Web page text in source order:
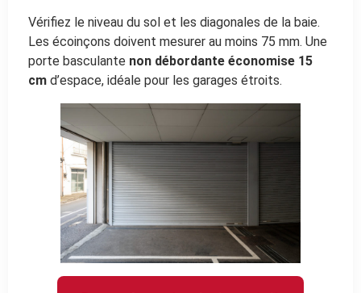
Vérifiez le niveau du sol et les diagonales de la baie.
Les écoinçons doivent mesurer au moins 75 mm. Une
porte basculante non débordante économise 15
cm d’espace, idéale pour les garages étroits.